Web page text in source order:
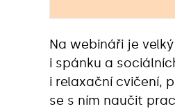
Na webináři je
i spánku a
i relaxační cvičení,
se s ním naučit